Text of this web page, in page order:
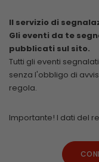
Il servizio di
Gli eventi da te
pubblicati sul sito.
Tutti gli eventi
senza l'obbligo di
regola.
Importante! I dati del